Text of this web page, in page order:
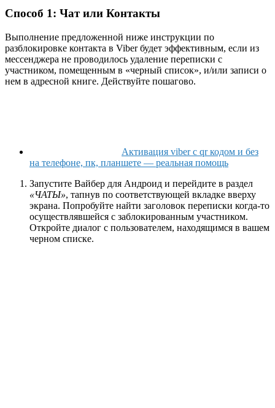
Способ 1: Чат или Контакты
Выполнение предложенной ниже инструкции по
разблокировке контакта в Viber будет эффективным, если из
мессенджера не проводилось удаление переписки с
участником, помещенным в «черный список», и/или записи о
нем в адресной книге. Действуйте пошагово.
Активация viber с qr кодом и без
на телефоне, пк, планшете — реальная помощь
Запустите Вайбер для Андроид и перейдите в раздел
«ЧАТЫ», тапнув по соответствующей вкладке вверху
экрана. Попробуйте найти заголовок переписки когда-то
осуществлявшейся с заблокированным участником.
Откройте диалог с пользователем, находящимся в вашем
черном списке.